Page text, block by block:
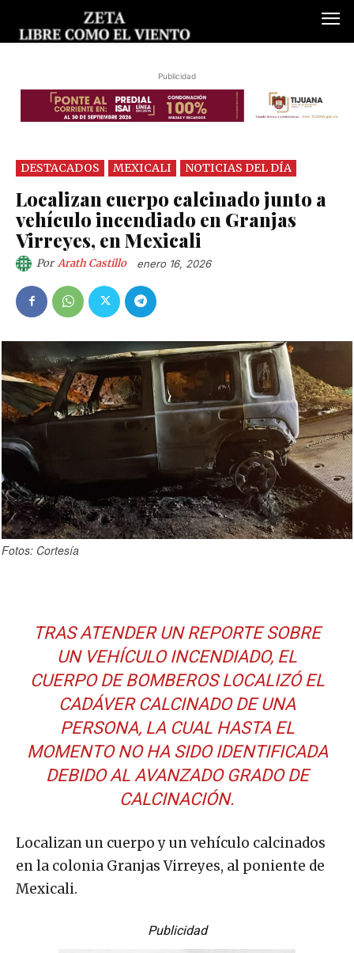
Publicidad
DESTACADOS MEXICALI NOTICIAS DEL DÍA
Localizan cuerpo calcinado junto a
vehículo incendiado en Granjas
Virreyes, en Mexicali
Por Arath Castillo enero 16, 2026
Fotos: Cortesía
TRAS ATENDER UN REPORTE SOBRE
UN VEHÍCULO INCENDIADO, EL
CUERPO DE BOMBEROS LOCALIZÓ EL
CADÁVER CALCINADO DE UNA
PERSONA, LA CUAL HASTA EL
MOMENTO NO HA SIDO IDENTIFICADA
DEBIDO AL AVANZADO GRADO DE
CALCINACIÓN.
Localizan un cuerpo y un vehículo calcinados
en la colonia Granjas Virreyes, al poniente de
Mexicali.
Publicidad